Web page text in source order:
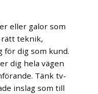
eller galor som
teknik,
för dig som kund.
dig hela vägen
Tänk tv-
inslag som till